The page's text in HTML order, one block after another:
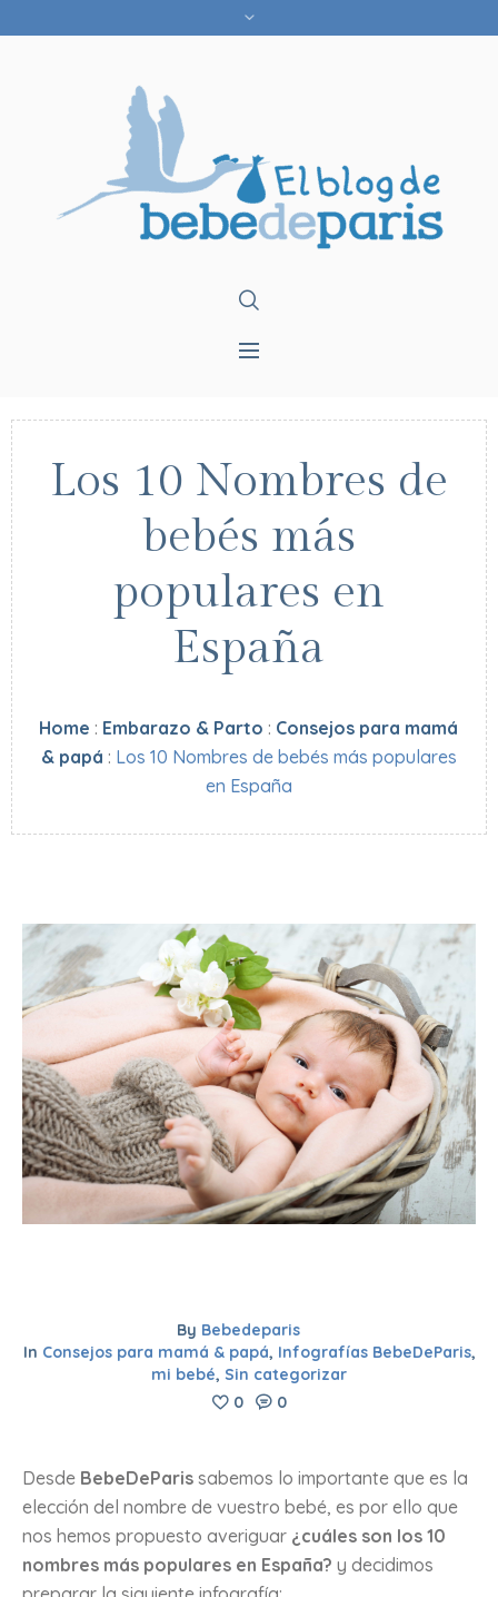
Los 10 Nombres de
bebés más
populares en
España
Home : Embarazo & Parto : Consejos para mamá
& papá : Los 10 Nombres de bebés más populares
en España
By Bebedeparis
In Consejos para mamá & papá, Infografías BebeDeParis,
mi bebé, Sin categorizar
0
0
Desde BebeDeParis sabemos lo importante que es la
elección del nombre de vuestro bebé, es por ello que
nos hemos propuesto averiguar ¿cuáles son los 10
nombres más populares en España? y decidimos